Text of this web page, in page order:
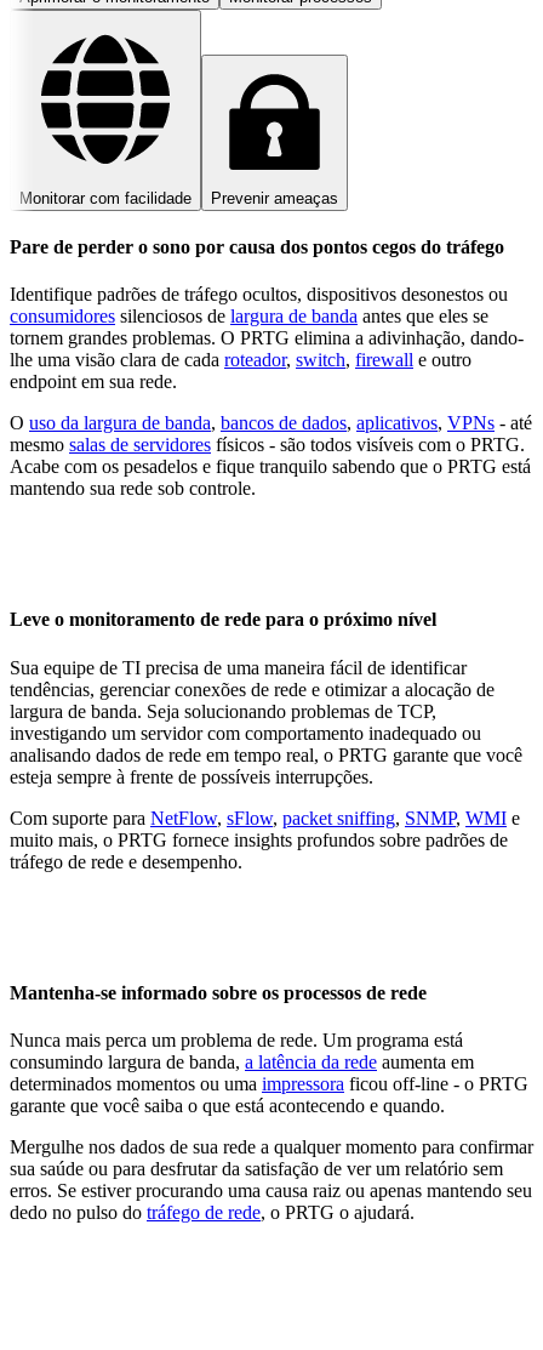
Monitorar com facilidade Prevenir ameaças
Pare de perder o sono por causa dos pontos cegos do tráfego
Identifique padrões de tráfego ocultos, dispositivos desonestos ou
consumidores silenciosos de largura de banda antes que eles se
tornem grandes problemas. O PRTG elimina a adivinhação, dando-
lhe uma visão clara de cada roteador, switch, firewall e outro
endpoint em sua rede.
O uso da largura de banda, bancos de dados, aplicativos, VPNs - até
mesmo salas de servidores físicos - são todos visíveis com o PRTG.
Acabe com os pesadelos e fique tranquilo sabendo que o PRTG está
mantendo sua rede sob controle.
Leve o monitoramento de rede para o próximo nível
Sua equipe de TI precisa de uma maneira fácil de identificar
tendências, gerenciar conexões de rede e otimizar a alocação de
largura de banda. Seja solucionando problemas de TCP,
investigando um servidor com comportamento inadequado ou
analisando dados de rede em tempo real, o PRTG garante que você
esteja sempre à frente de possíveis interrupções.
Com suporte para NetFlow, sFlow, packet sniffing, SNMP, WMI e
muito mais, o PRTG fornece insights profundos sobre padrões de
tráfego de rede e desempenho.
Mantenha-se informado sobre os processos de rede
Nunca mais perca um problema de rede. Um programa está
consumindo largura de banda, a latência da rede aumenta em
determinados momentos ou uma impressora ficou off-line - o PRTG
garante que você saiba o que está acontecendo e quando.
Mergulhe nos dados de sua rede a qualquer momento para confirmar
sua saúde ou para desfrutar da satisfação de ver um relatório sem
erros. Se estiver procurando uma causa raiz ou apenas mantendo seu
dedo no pulso do tráfego de rede, o PRTG o ajudará.